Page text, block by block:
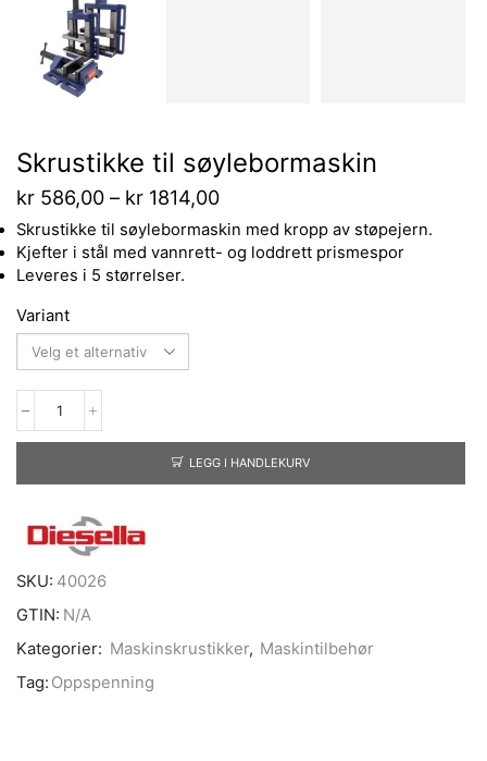
Skrustikke til søylebormaskin
kr 586,00 – kr 1814,00
Skrustikke til søylebormaskin med kropp av støpejern.
Kjefter i stål med vannrett- og loddrett prismespor
Leveres i 5 størrelser.
Variant
LEGG I HANDLEKURV
SKU: 40026
GTIN: N/A
Kategorier: Maskinskrustikker, Maskintilbehør
Tag: Oppspenning